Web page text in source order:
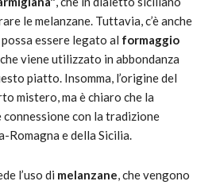
le melanzane. Tuttavia, c’è anche
essere legato al formaggio
che viene utilizzato in abbondanza
piatto. Insomma, l’origine del
mistero, ma è chiaro che la
con la tradizione
Romagna e della Sicilia.
l’uso di melanzane, che vengono